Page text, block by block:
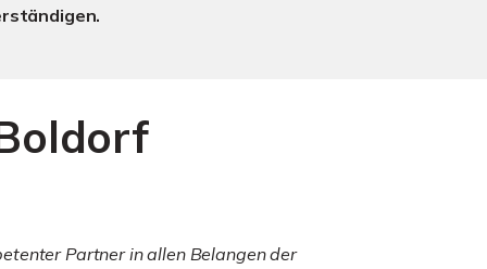
Partner in allen Belangen der